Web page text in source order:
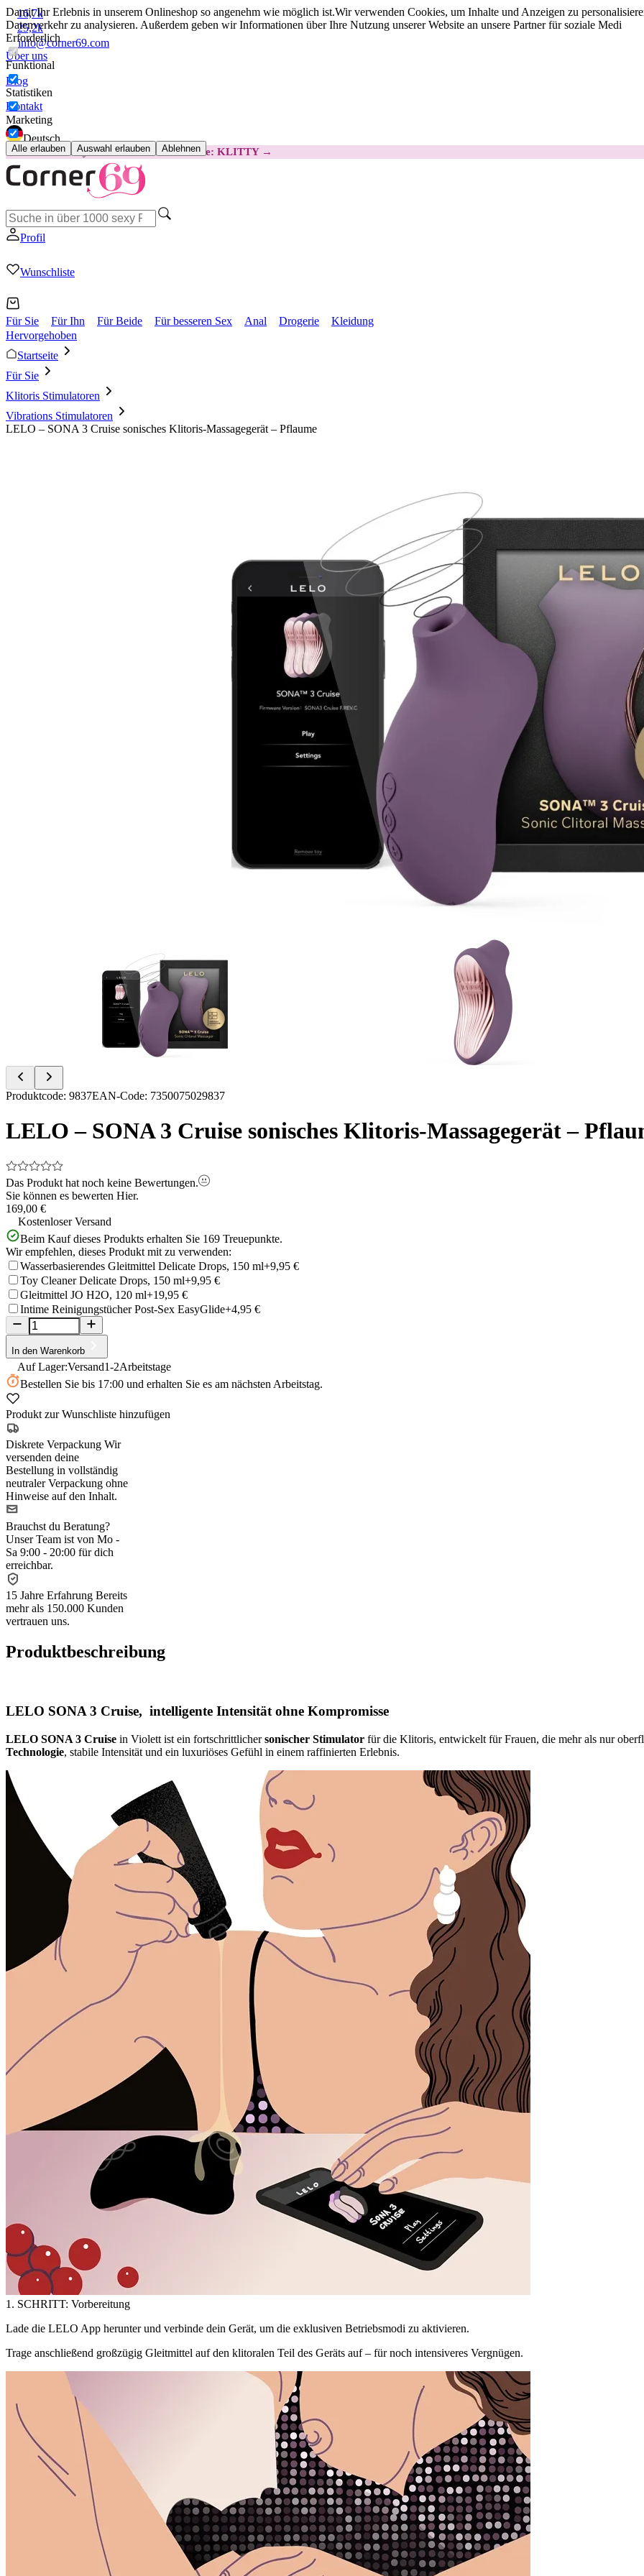
Damit Ihr Erlebnis in unserem Onlineshop so angenehm wie möglich ist.Wir verwenden Cookies, um Inhalte und Anzeigen zu
Datenverkehr zu analysieren. Außerdem geben wir Informationen über Ihre Nutzung unserer Website an unsere Partner für soziale Medi
Erforderlich
Funktional
Statistiken
Marketing
Alle erlauben Auswahl erlauben Ablehnen
16,7k
25,2k
info@corner69.com
Über uns
Blog
Kontakt
Deutsch
😽Svakom Klitty: 15 € GÜNSTIGERCode: KLITTY →
Profil
Wunschliste
Für Sie Für Ihn Für Beide Für besseren Sex Anal Drogerie
Kleidung
Hervorgehoben
Startseite
Für Sie
Klitoris Stimulatoren
Vibrations Stimulatoren
LELO – SONA 3 Cruise sonisches Klitoris-Massagegerät – Pflaume
Item
of
Produktcode: 9837EAN-Code: 7350075029837
LELO – SONA 3 Cruise sonisches Klitoris-Massagegerät –
Das Produkt hat noch keine Bewertungen.
Sie können es bewerten Hier.
169,00 €
Kostenloser Versand
Beim Kauf dieses Produkts erhalten Sie 169 Treuepunkte.
Wir empfehlen, dieses Produkt mit zu verwenden:
Wasserbasierendes Gleitmittel Delicate Drops, 150 ml+9,95 €
Toy Cleaner Delicate Drops, 150 ml+9,95 €
Gleitmittel JO H2O, 120 ml+19,95 €
Intime Reinigungstücher Post-Sex EasyGlide+4,95 €
In den Warenkorb
Auf Lager:Versand1-2Arbeitstage
Bestellen Sie bis 17:00 und erhalten Sie es am nächsten Arbeitstag.
Produkt zur Wunschliste hinzufügen
Diskrete Verpackung Wir
versenden deine
Bestellung in vollständig
neutraler Verpackung ohne
Hinweise auf den Inhalt.
Brauchst du Beratung?
Unser Team ist von Mo -
Sa 9:00 - 20:00 für dich
erreichbar.
15 Jahre Erfahrung Bereits
mehr als 150.000 Kunden
vertrauen uns.
Produktbeschreibung
LELO SONA 3 Cruise, intelligente Intensität ohne Kompromisse
LELO SONA 3 Cruise in Violett ist ein fortschrittlichersonischer Stimulator für die Klitoris, entwickelt für Frauen, die mehr als nur
Technologie, stabile Intensität und ein luxuriöses Gefühl in einem raffinierten Erlebnis.
1. SCHRITT: Vorbereitung
Lade die LELO App herunter und verbinde dein Gerät, um die exklusiven Betriebsmodi zu aktivieren.
Trage anschließend großzügig Gleitmittel auf den klitoralen Teil des Geräts auf – für noch intensiveres Vergnügen.